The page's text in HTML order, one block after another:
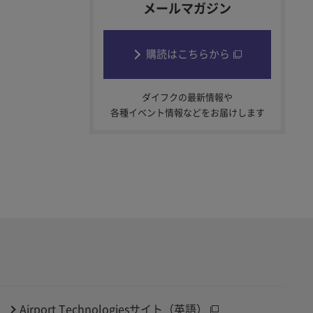
メールマガジン
購読はこちらから
ダイフクの最新情報や
各種イベント情報などをお届けします
Airport Technologiesサイト（英語）